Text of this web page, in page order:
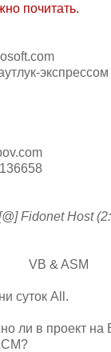
почитать.
экспрессом
Fidonet Host
VB & ASM
суток All.
ли в проект на